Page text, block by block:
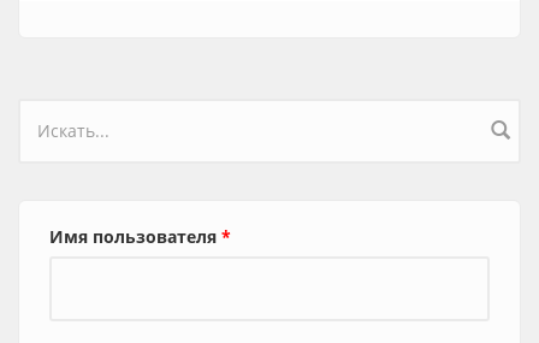
Форма поиска
Имя пользователя *